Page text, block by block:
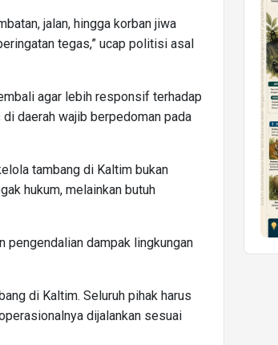
jalan, hingga korban jiwa
tegas,” ucap politisi asal
agar lebih responsif terhadap
daerah wajib berpedoman pada
tambang di Kaltim bukan
hukum, melainkan butuh
pengendalian dampak lingkungan
di Kaltim. Seluruh pihak harus
dijalankan sesuai